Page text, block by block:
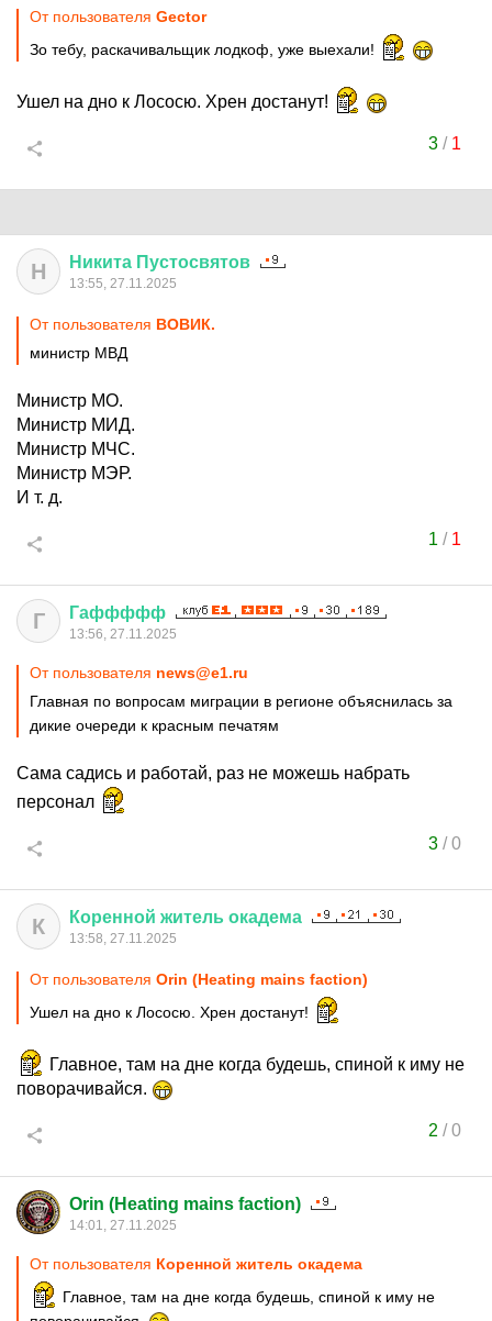
От пользователя Gector
Зо тебу, раскачивальщик лодкоф, уже выехали!
Ушел на дно к Лососю. Хрен достанут!
3/ 1
Н Никита Пустосвятов
13:55, 27.11.2025
От пользователя ВОВИК.
министр МВД
Министр МО.
Министр МИД.
Министр МЧС.
Министр МЭР.
И т. д.
1 / 1
Г Гаффффф
13:56, 27.11.2025
От пользователя news@e1.ru
Главная по вопросам миграции в регионе объяснилась за
дикие очереди к красным печатям
Сама садись и работай, раз не можешь набрать
персонал
3/0
К Коренной житель окадема
13:58, 27.11.2025
От пользователя Orin (Heating mains faction)
Ушел на дно к Лососю. Хрен достанут!
Главное, там на дне когда будешь, спиной к иму не
поворачивайся.
2 /0
Orin (Heating mains faction)
14:01, 27.11.2025
От пользователя Коренной житель окадема
Главное, там на дне когда будешь, спиной к иму не